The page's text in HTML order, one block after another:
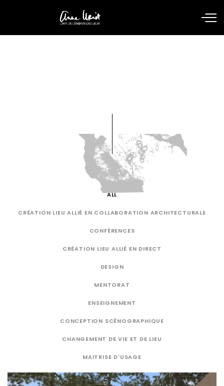
ALL
CRÉATION LIEU ALLIÉ EN COLLABORATION ARCHITECTURALE
CONFÉRENCES
CRÉATION LIEU ALLIÉ EN DIRECT
DESIGN
MENTORAT
ENSEIGNEMENT
CONCEPTION SCÉNOGRAPHIQUE
CHANGEMENT DE VIE ET DE LIEU
MAITRISE D'USAGE